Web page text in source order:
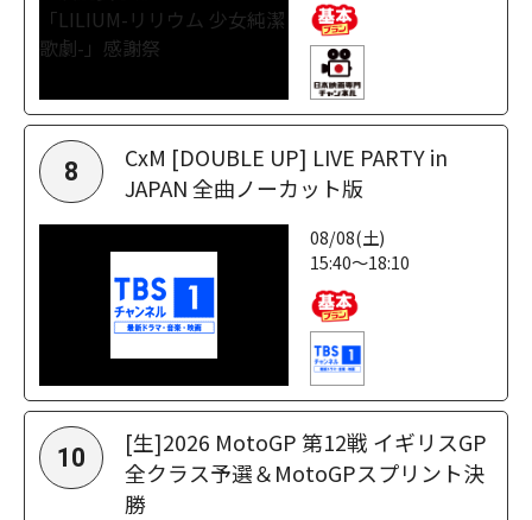
8
CxM [DOUBLE UP] LIVE PARTY in
JAPAN 全曲ノーカット版
08/08(土)
15:40～18:10
10
[生]2026 MotoGP 第12戦 イギリスGP
全クラス予選＆MotoGPスプリント決
勝